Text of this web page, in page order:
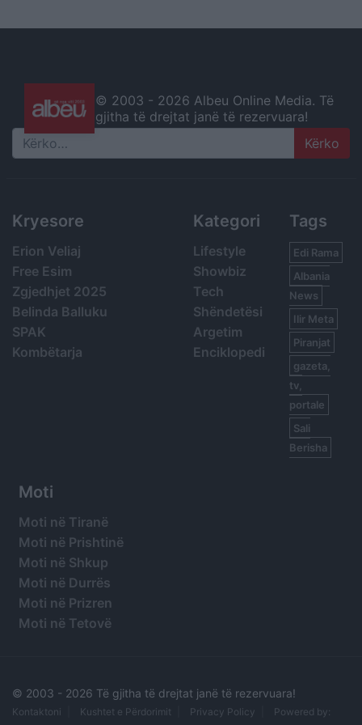
© 2003 - 2026 Albeu Online Media. Të
gjitha të drejtat janë të rezervuara!
Search
Kryesore
Erion Veliaj
Free Esim
Zgjedhjet 2025
Belinda Balluku
SPAK
Kombëtarja
Kategori
Lifestyle
Showbiz
Tech
Shëndetësi
Argetim
Enciklopedi
Tags
Edi Rama
Albania
News
Ilir Meta
Piranjat
gazeta,
tv,
portale
Sali
Berisha
Moti
Moti në Tiranë
Moti në Prishtinë
Moti në Shkup
Moti në Durrës
Moti në Prizren
Moti në Tetovë
© 2003 - 2026 Të gjitha të drejtat janë të rezervuara!
Kontaktoni Kushtet e Përdorimit Privacy Policy
Powered by: